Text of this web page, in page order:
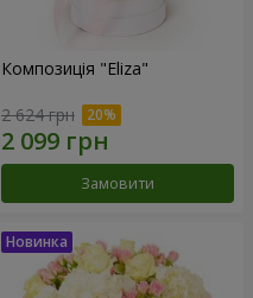
Композиція "Eliza"
2 624 грн
Замовити